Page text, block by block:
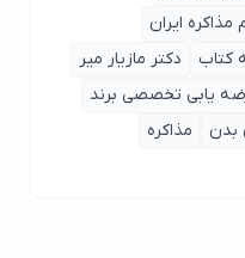
ایران
دکتر مازیار میر
تخصصی برند
مذاکره